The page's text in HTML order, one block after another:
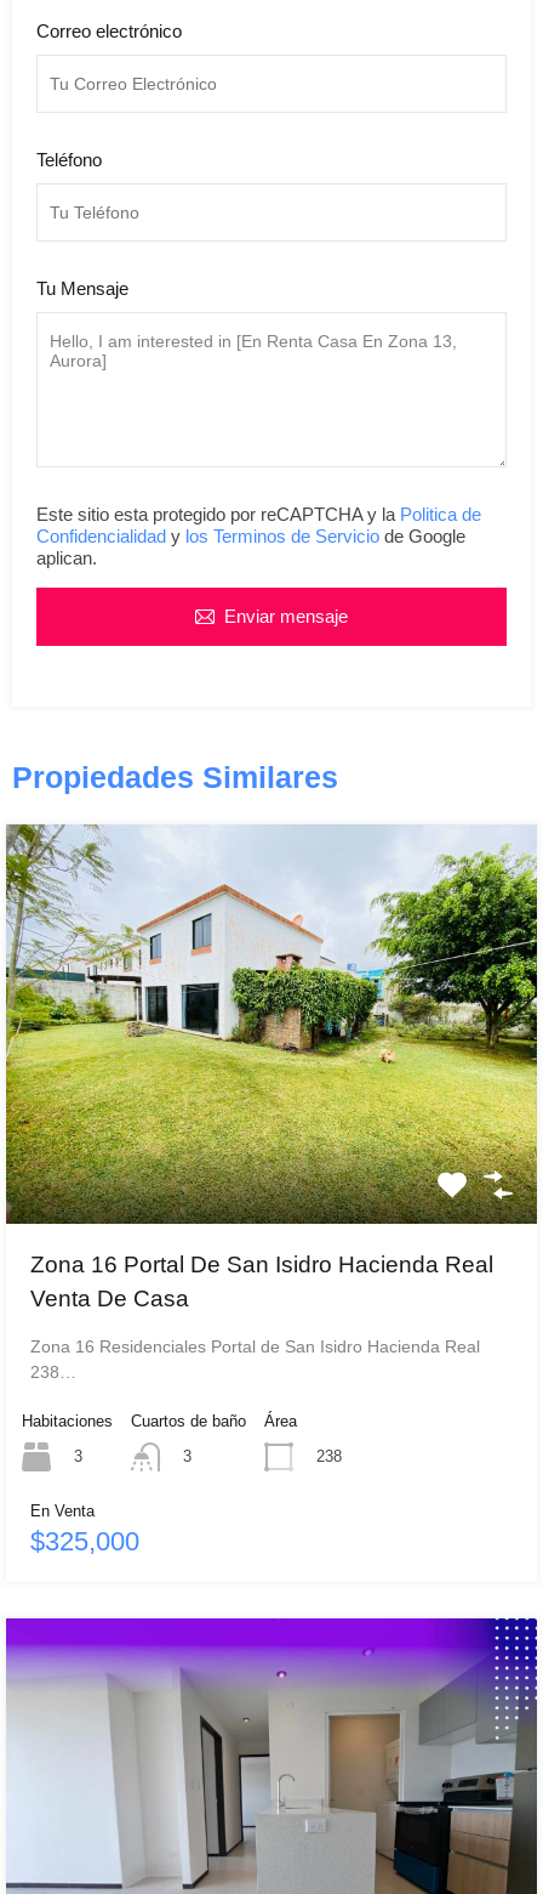
Correo electrónico
Teléfono
Tu Mensaje
Este sitio esta protegido por reCAPTCHA y la Politica de
Confidencialidad y los Terminos de Servicio de Google
aplican.
Enviar mensaje
Propiedades Similares
Zona 16 Portal De San Isidro Hacienda Real
Venta De Casa
Zona 16 Residenciales Portal de San Isidro Hacienda Real
238…
Habitaciones
3
Cuartos de baño
3
Área
238
En Venta
$325,000